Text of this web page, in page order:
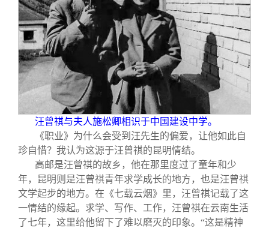
校友文苑
校友讲坛
校友视界
三创大赛
实用信息
会长致辞
总会章程
理事会名单
制度法规
联系我们
汪曾祺与夫人施松卿相识于中国建设中学。
《职业》为什么会受到汪先生的偏爱，让他如此自
珍自惜？我认为这源于汪曾祺的昆明情结。
高邮是汪曾祺的故乡，他在那里度过了童年和少
年，昆明则是汪曾祺青年求学成长的地方，也是汪曾祺
文学起步的地方。在《七载云烟》里，汪曾祺记载了这
一情结的缘起。求学、写作、工作，汪曾祺在云南生活
了七年，这里给他留下了难以磨灭的印象。“这是精神